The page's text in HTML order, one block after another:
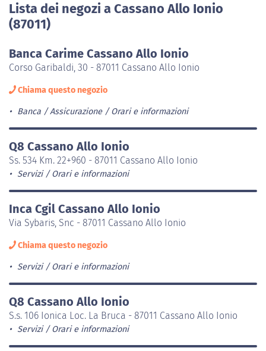
Lista dei negozi a Cassano Allo Ionio
(87011)
Banca Carime Cassano Allo Ionio
Corso Garibaldi, 30 - 87011 Cassano Allo Ionio
Chiama questo negozio
Banca / Assicurazione Orari e informazioni
Q8 Cassano Allo Ionio
Ss. 534 Km. 22+960 - 87011 Cassano Allo Ionio
Servizi Orari e informazioni
Inca Cgil Cassano Allo Ionio
Via Sybaris, Snc - 87011 Cassano Allo Ionio
Chiama questo negozio
Servizi Orari e informazioni
Q8 Cassano Allo Ionio
S.s. 106 Ionica Loc. La Bruca - 87011 Cassano Allo Ionio
Servizi Orari e informazioni